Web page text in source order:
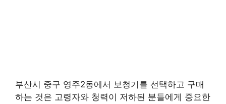
부산시 중구 영주2동에서 보청기를 선택하고 구매
하는 것은 고령자와 청력이 저하된 분들에게 중요한